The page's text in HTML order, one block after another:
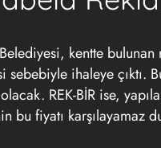
kentte
sebebiyle ihaleye çıktı.
REK-BİR ise,
bu fiyatı karşılayamaz